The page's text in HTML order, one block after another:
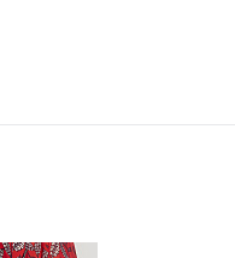
В наличии